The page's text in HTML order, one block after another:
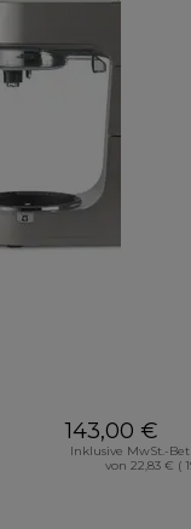
143,00 €
Inklusive MwSt.-
von 22,83 € (